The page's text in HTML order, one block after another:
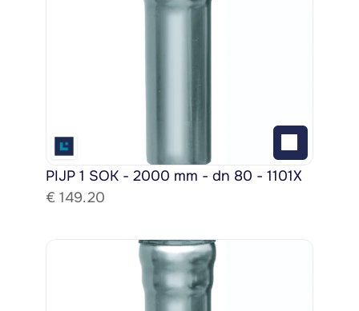
PIJP 1 SOK - 2000 mm - dn 80 - 1101X
€ 149.20